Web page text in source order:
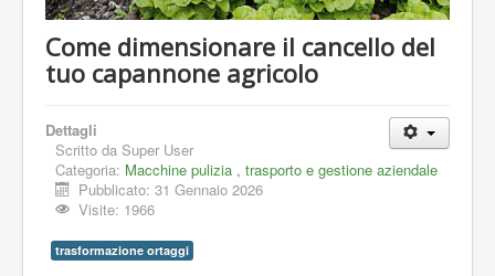
Come dimensionare il cancello del
tuo capannone agricolo
Dettagli
Scritto da Super User
Categoria: Macchine pulizia , trasporto e gestione aziendale
Pubblicato: 31 Gennaio 2026
Visite: 1966
trasformazione ortaggi